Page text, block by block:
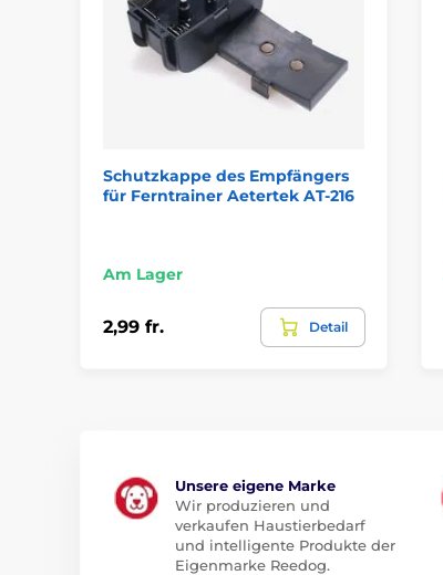
Schutzkappe des Empfängers
für Ferntrainer Aetertek AT-216
Am Lager
2,99 fr. Detail
Unsere eigene Marke
Wir produzieren und
verkaufen Haustierbedarf
und intelligente Produkte der
Eigenmarke Reedog.